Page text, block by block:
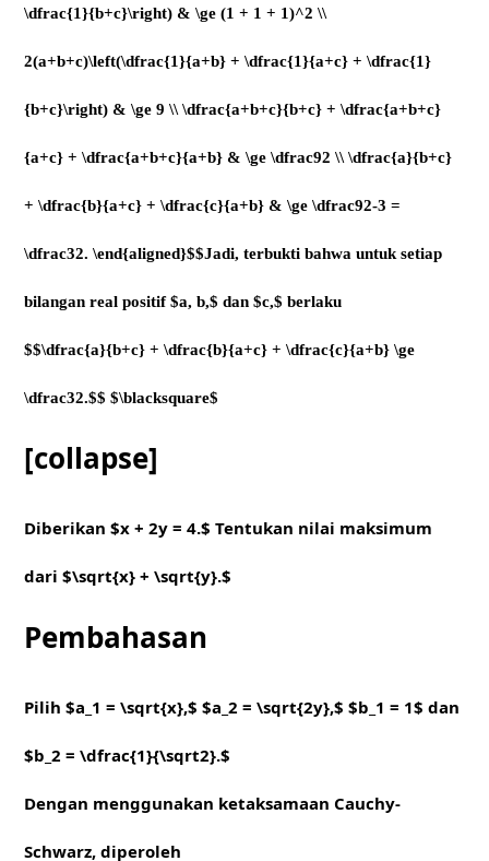
\dfrac{1}{b+c}\right) & \ge (1 + 1 + 1)^2 \\
2(a+b+c)\left(\dfrac{1}{a+b} + \dfrac{1}{a+c} + \dfrac{1}
{b+c}\right) & \ge 9 \\ \dfrac{a+b+c}{b+c} + \dfrac{a+b+c}
{a+c} + \dfrac{a+b+c}{a+b} & \ge \dfrac92 \\ \dfrac{a}{b+c}
+ \dfrac{b}{a+c} + \dfrac{c}{a+b} & \ge \dfrac92-3 =
\dfrac32. \end{aligned}$$Jadi, terbukti bahwa untuk setiap
bilangan real positif $a, b,$ dan $c,$ berlaku
$$\dfrac{a}{b+c} + \dfrac{b}{a+c} + \dfrac{c}{a+b} \ge
\dfrac32.$$ $\blacksquare$
[collapse]
Diberikan $x + 2y = 4.$ Tentukan nilai maksimum
dari $\sqrt{x} + \sqrt{y}.$
Pembahasan
Pilih $a_1 = \sqrt{x},$ $a_2 = \sqrt{2y},$ $b_1 = 1$ dan
$b_2 = \dfrac{1}{\sqrt2}.$
Dengan menggunakan ketaksamaan Cauchy-
Schwarz, diperoleh